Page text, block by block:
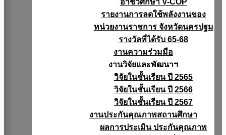
อาชีวศึกษา V-COP
รายงานการลดใช้พลังงานของ
หน่วยงานราชการ จังหวัดนครปฐม
รางวัลที่ได้รับ 65-68
งานความร่วมมือ
งานวิจัยเเละพัฒนาฯ
วิจัยในชั้นเรียน ปี 2565
วิจัยในชั้นเรียน ปี 2566
วิจัยในชั้นเรียน ปี 2567
งานประกันคุณภาพสถานศึกษา
ผลการประเมิน ประกันคุณภาพ